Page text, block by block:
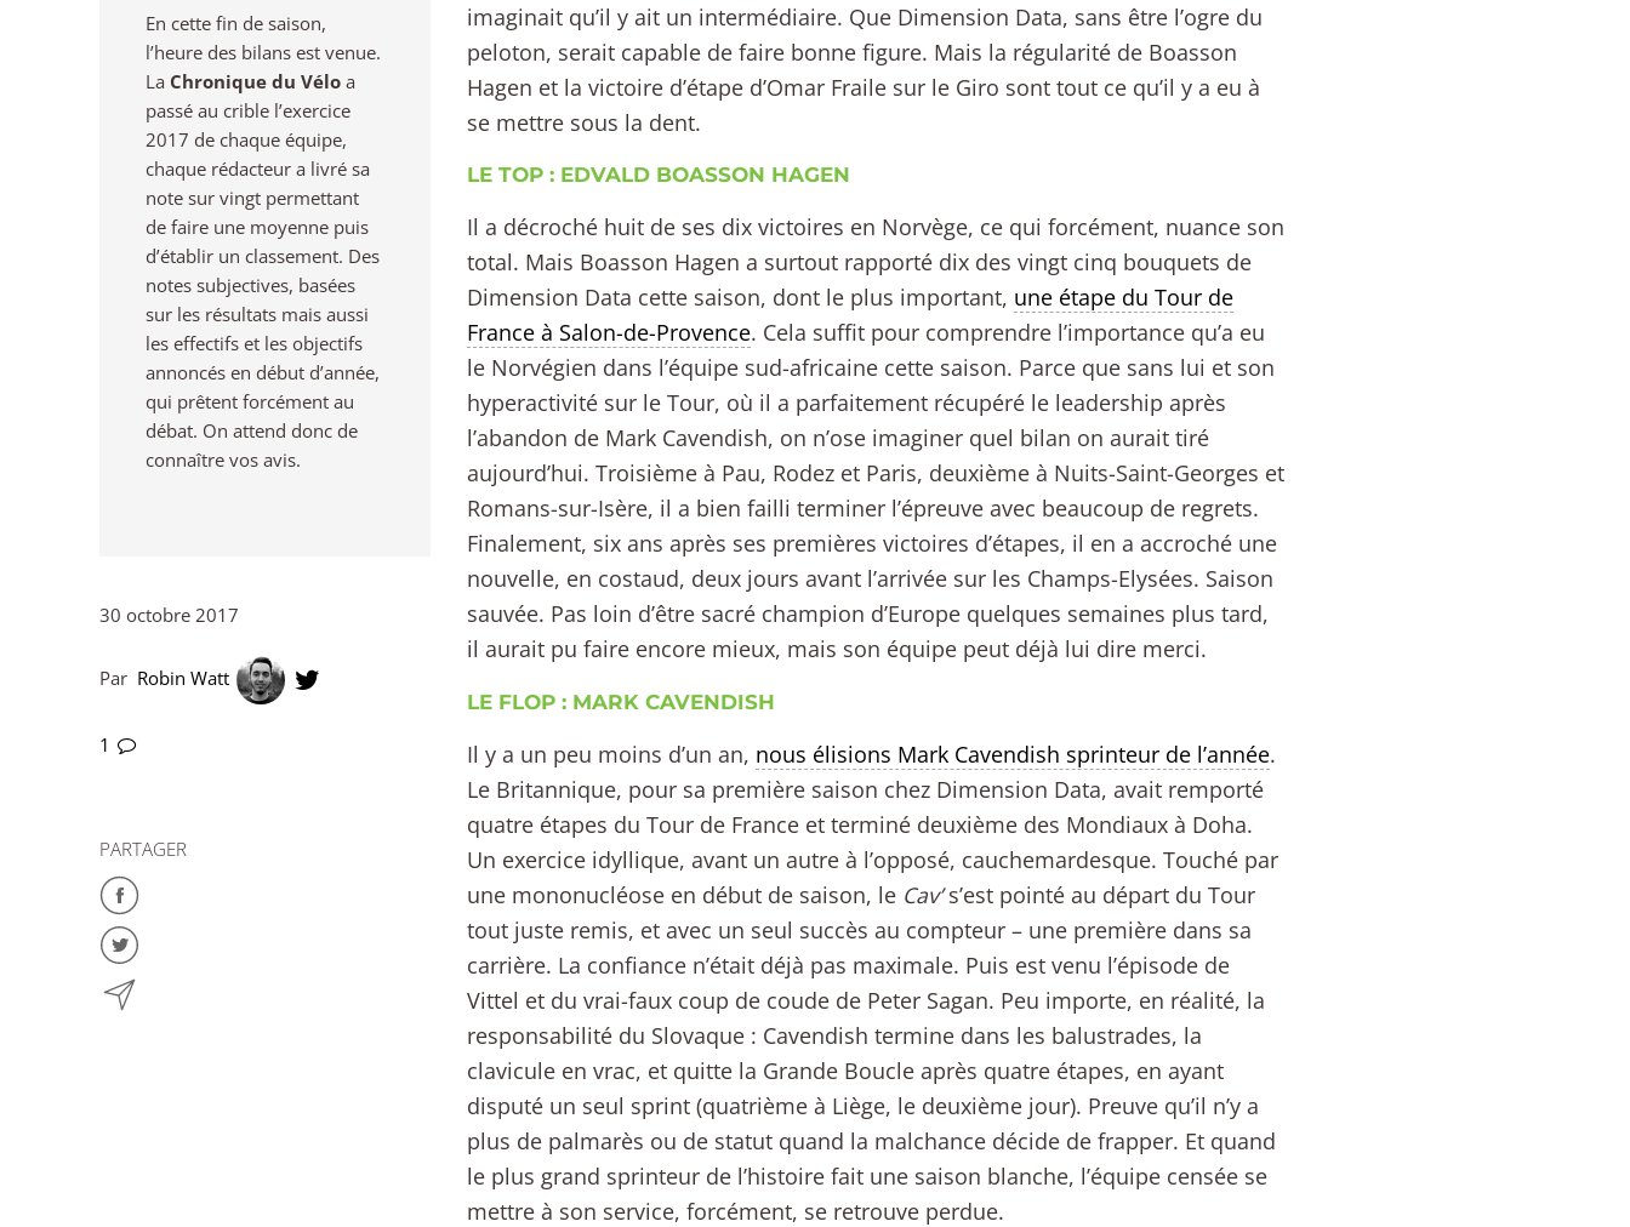
En cette fin de saison,
l’heure des bilans est venue.
La Chronique du Vélo a
passé au crible l’exercice
2017 de chaque équipe,
chaque rédacteur a livré sa
note sur vingt permettant
de faire une moyenne puis
d’établir un classement. Des
notes subjectives, basées
sur les résultats mais aussi
les effectifs et les objectifs
annoncés en début d’année,
qui prêtent forcément au
débat. On attend donc de
connaître vos avis.
30 octobre 2017
Par Robin Watt
1
PARTAGER
imaginait qu’il y ait un intermédiaire. Que Dimension Data, sans être l’ogre du
peloton, serait capable de faire bonne figure. Mais la régularité de Boasson
Hagen et la victoire d’étape d’Omar Fraile sur le Giro sont tout ce qu’il y a eu à
se mettre sous la dent.
LE TOP : EDVALD BOASSON HAGEN
Il a décroché huit de ses dix victoires en Norvège, ce qui forcément, nuance son
total. Mais Boasson Hagen a surtout rapporté dix des vingt cinq bouquets de
Dimension Data cette saison, dont le plus important, une étape du Tour de
France à Salon-de-Provence. Cela suffit pour comprendre l’importance qu’a eu
le Norvégien dans l’équipe sud-africaine cette saison. Parce que sans lui et son
hyperactivité sur le Tour, où il a parfaitement récupéré le leadership après
l’abandon de Mark Cavendish, on n’ose imaginer quel bilan on aurait tiré
aujourd’hui. Troisième à Pau, Rodez et Paris, deuxième à Nuits-Saint-Georges et
Romans-sur-Isère, il a bien failli terminer l’épreuve avec beaucoup de regrets.
Finalement, six ans après ses premières victoires d’étapes, il en a accroché une
nouvelle, en costaud, deux jours avant l’arrivée sur les Champs-Elysées. Saison
sauvée. Pas loin d’être sacré champion d’Europe quelques semaines plus tard,
il aurait pu faire encore mieux, mais son équipe peut déjà lui dire merci.
LE FLOP : MARK CAVENDISH
Il y a un peu moins d’un an, nous élisions Mark Cavendish sprinteur de l’année.
Le Britannique, pour sa première saison chez Dimension Data, avait remporté
quatre étapes du Tour de France et terminé deuxième des Mondiaux à Doha.
Un exercice idyllique, avant un autre à l’opposé, cauchemardesque. Touché par
une mononucléose en début de saison, le Cav’s’est pointé au départ du Tour
tout juste remis, et avec un seul succès au compteur – une première dans sa
carrière. La confiance n’était déjà pas maximale. Puis est venu l’épisode de
Vittel et du vrai-faux coup de coude de Peter Sagan. Peu importe, en réalité, la
responsabilité du Slovaque : Cavendish termine dans les balustrades, la
clavicule en vrac, et quitte la Grande Boucle après quatre étapes, en ayant
disputé un seul sprint (quatrième à Liège, le deuxième jour). Preuve qu’il n’y a
plus de palmarès ou de statut quand la malchance décide de frapper. Et quand
le plus grand sprinteur de l’histoire fait une saison blanche, l’équipe censée se
mettre à son service, forcément, se retrouve perdue.